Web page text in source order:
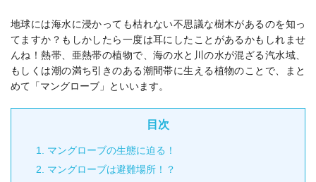
地球には海水に浸かっても枯れない不思議な樹木があるのを知っ
てますか？もしかしたら一度は耳にしたことがあるかもしれませ
んね！熱帯、亜熱帯の植物で、海の水と川の水が混ざる汽水域、
もしくは潮の満ち引きのある潮間帯に生える植物のことで、まと
めて「マングローブ」といいます。
目次
1.
マングローブの生態に迫る！
2.
マングローブは避難場所！？